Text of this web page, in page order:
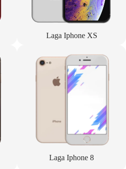
Laga Iphone XS
Laga Iphone 8